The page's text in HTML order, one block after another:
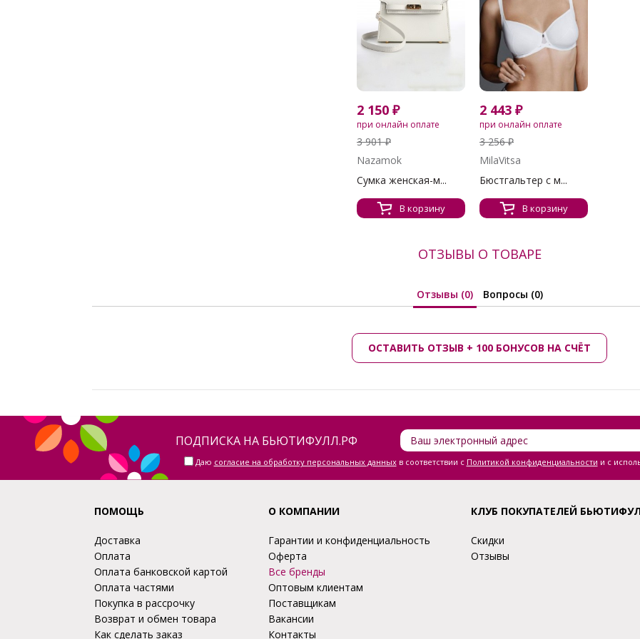
2 150 ₽
при онлайн оплате
3 901 ₽
Nazamok
Сумка женская-м...
В корзину
2 443 ₽
при онлайн оплате
3 256 ₽
MilaVitsa
Бюстгальтер с м...
В корзину
ОТЗЫВЫ О ТОВАРЕ
Отзывы (0) Вопросы (0)
ОСТАВИТЬ ОТЗЫВ + 100 БОНУСОВ НА СЧЁТ
ПОДПИСКА НА БЬЮТИФУЛЛ.РФ
Даю согласие на обработку персональных данныхв соответствии с Политикой конфиденциальности и с
ПОМОЩЬ
Доставка
Оплата
Оплата банковской картой
Оплата частями
Покупка в рассрочку
Возврат и обмен товара
Как сделать заказ
О КОМПАНИИ
Гарантии и конфиденциальность
Оферта
Все бренды
Оптовым клиентам
Поставщикам
Вакансии
Контакты
КЛУБ ПОКУПАТЕЛЕЙ
Скидки
Отзывы